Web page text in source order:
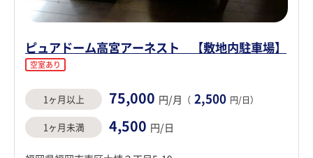
ピュアドーム高宮アーネスト 【敷地内駐車場】
空室あり
1ヶ月以上 75,000 円/月 （ 2,500 円/日）
1ヶ月未満 4,500 円/日